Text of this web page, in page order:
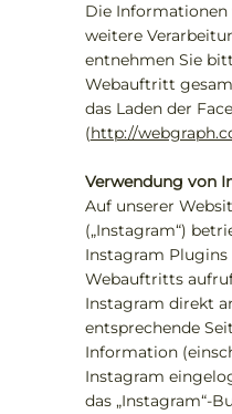
Die Informationen
weitere
entnehmen Sie
Webauftritt
das Laden der
(http://
Verwendung von
Auf unserer
(„Instagram“)
Instagram Plugins
Webauftritts
Instagram direkt
entsprechende
Information
Instagram
das „Instagram“-